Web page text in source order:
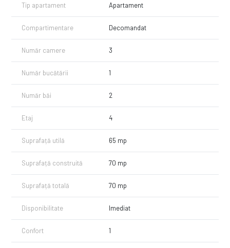
Tip apartament Apartament
Compartimentare Decomandat
Număr camere 3
Număr bucătării 1
Număr băi 2
Etaj 4
Suprafață utilă 65 mp
Suprafață construită 70 mp
Suprafață totală 70 mp
Disponibilitate Imediat
Confort 1